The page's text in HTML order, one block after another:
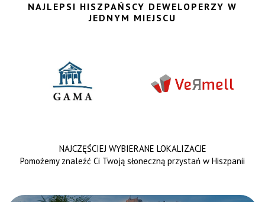
NAJLEPSI HISZPAŃSCY DEWELOPERZY W
JEDNYM MIEJSCU
NAJCZĘŚCIEJ WYBIERANE LOKALIZACJE
Pomożemy znaleźć Ci Twoją słoneczną przystań w Hiszpanii